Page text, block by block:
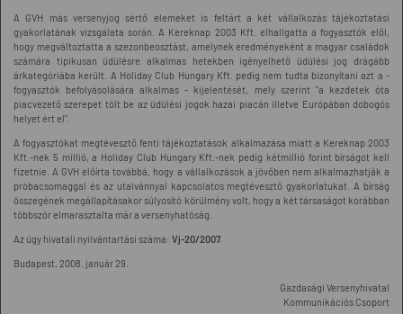
A GVH más versenyjog sértő elemeket is feltárt a két vállalkozás tájékoztatási
gyakorlatának vizsgálata során. A Kereknap 2003 Kft. elhallgatta a fogyasztók elől,
hogy megváltoztatta a szezonbeosztást, amelynek eredményeként a magyar családok
számára tipikusan üdülésre alkalmas hetekben igényelhető üdülési jog drágább
árkategóriába került. A Holiday Club Hungary Kft. pedig nem tudta bizonyítani azt a -
fogyasztók befolyásolására alkalmas - kijelentését, mely szerint "a kezdetek óta
piacvezető szerepet tölt be az üdülési jogok hazai piacán illetve Európában dobogós
helyet ért el".
A fogyasztókat megtévesztő fenti tájékoztatások alkalmazása miatt a Kereknap 2003
Kft.-nek 5 millió, a Holiday Club Hungary Kft.-nek pedig kétmillió forint bírságot kell
fizetnie. A GVH előírta továbbá, hogy a vállalkozások a jövőben nem alkalmazhatják a
próbacsomaggal és az utalvánnyal kapcsolatos megtévesztő gyakorlatukat. A bírság
összegének megállapításakor súlyosító körülmény volt, hogy a két társaságot korábban
többször elmarasztalta már a versenyhatóság.
Az ügy hivatali nyilvántartási száma: Vj-20/2007.
Budapest, 2008. január 29.
Gazdasági Versenyhivatal
Kommunikációs Csoport